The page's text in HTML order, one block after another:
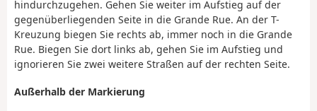
hindurchzugehen. Gehen Sie weiter im Aufstieg auf der
gegenüberliegenden Seite in die Grande Rue. An der T-
Kreuzung biegen Sie rechts ab, immer noch in die Grande
Rue. Biegen Sie dort links ab, gehen Sie im Aufstieg und
ignorieren Sie zwei weitere Straßen auf der rechten Seite.
Außerhalb der Markierung